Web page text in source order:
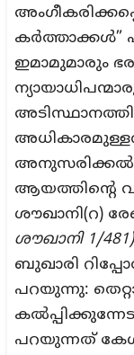
കര്‍ത്താക്കൾ”
ഇമാമുമാരും
അനുസരിക്കൽ
ആയത്തിന്റെ
ശൗഖാനി(റ)
ശൗഖാനി 1/481)
ബുഖാരി
പറയുന്നു:
പറയുന്നത്